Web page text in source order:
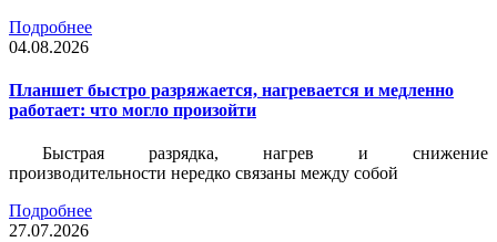
Подробнее
04.08.2026
Планшет быстро разряжается, нагревается и медленно
работает: что могло произойти
Быстрая разрядка, нагрев и снижение
производительности нередко связаны между собой
Подробнее
27.07.2026